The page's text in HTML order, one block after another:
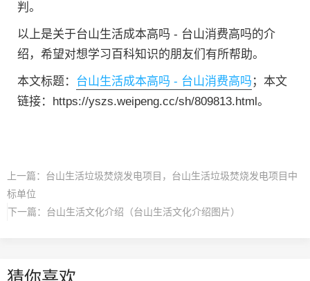
判。
以上是关于台山生活成本高吗 - 台山消费高吗的介
绍，希望对想学习百科知识的朋友们有所帮助。
本文标题： 台山生活成本高吗 - 台山消费高吗 ；本文
链接：https://yszs.weipeng.cc/sh/809813.html。
上一篇： 台山生活垃圾焚烧发电项目，台山生活垃圾焚烧发电项目中
标单位
下一篇： 台山生活文化介绍（台山生活文化介绍图片）